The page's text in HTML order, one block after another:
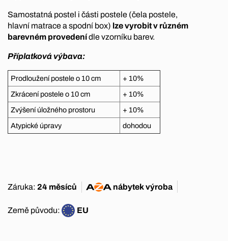
Samostatná postel i části postele (čela postele,
hlavní matrace a spodní box) lze vyrobit v různém
barevném provedenídle vzorníku barev.
Příplatková výbava:
Prodloužení postele o 10 cm
+ 10%
Zkrácení postele o 10 cm
+ 10%
Zvýšení úložného prostoru
+ 10%
Atypické úpravy
dohodou
Záruka: 24 měsíců nábytekvýroba
Země původu: EU